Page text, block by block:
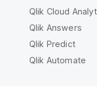
Qlik Cloud
Qlik Answers
Qlik Predict
Qlik Automate